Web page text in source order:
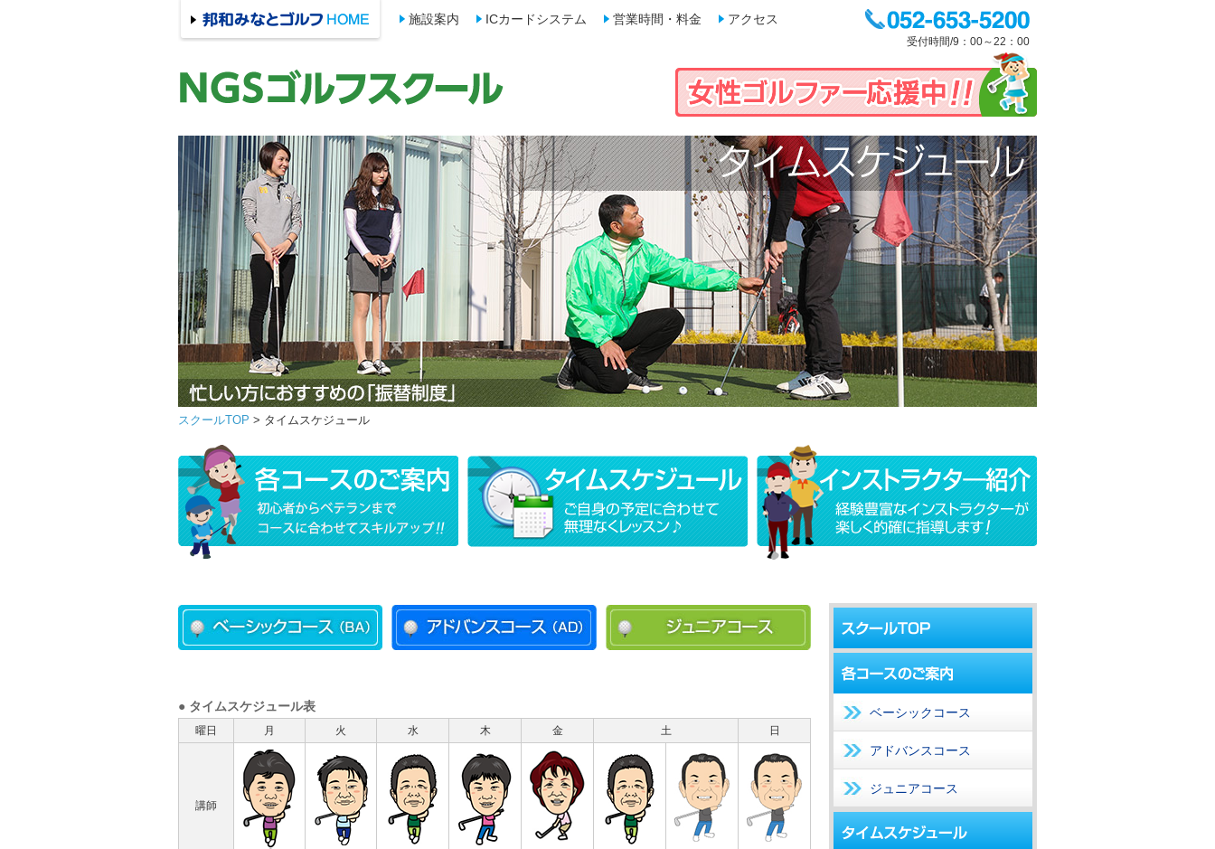
施設案内 ICカードシステム 営業時間・料金 アクセス
受付時間/9：00～22：00
スクールTOP > タイムスケジュール
● タイムスケジュール表
曜日 月 火 水 木 金 土 日
講師
ベーシックコース
アドバンスコース
ジュニアコース